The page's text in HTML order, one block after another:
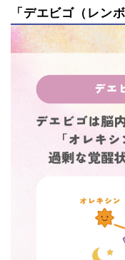
「デエビゴ（レン